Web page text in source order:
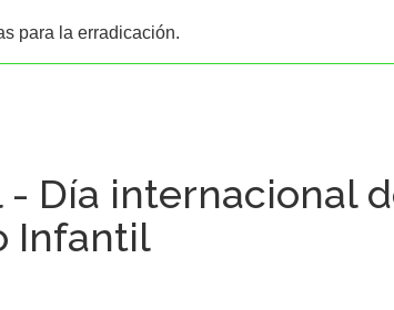
para la erradicación.
- Día internacional
Infantil